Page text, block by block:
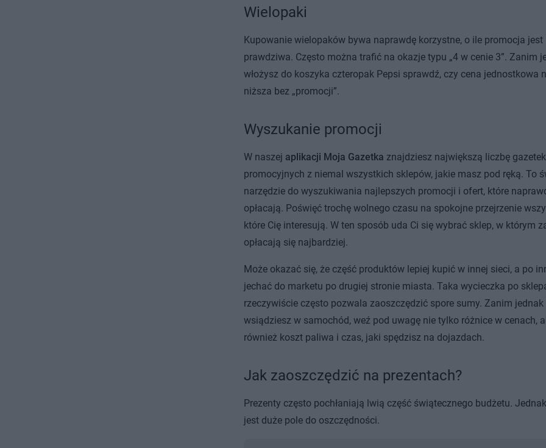
Wielopaki
Kupowanie wielopaków bywa naprawdę korzystne, o ile promocja jest
prawdziwa. Często można trafić na okazje typu „4 w cenie 3”. Zanim
włożysz do koszyka czteropak Pepsi sprawdź, czy cena jednostkowa
niższa bez „promocji”.
Wyszukanie promocji
W naszej aplikacji Moja Gazetka znajdziesz największą liczbę gazetek
promocyjnych z niemal wszystkich sklepów, jakie masz pod ręką. To
narzędzie do wyszukiwania najlepszych promocji i ofert, które
opłacają. Poświęć trochę wolnego czasu na spokojne przejrzenie
które Cię interesują. W ten sposób uda Ci się wybrać sklep, w którym
opłacają się najbardziej.
Może okazać się, że część produktów lepiej kupić w innej sieci, a po
jechać do marketu po drugiej stronie miasta. Taka wycieczka po
rzeczywiście często pozwala zaoszczędzić spore sumy. Zanim jednak
wsiądziesz w samochód, weź pod uwagę nie tylko różnice w cenach,
również koszt paliwa i czas, jaki spędzisz na dojazdach.
Jak zaoszczędzić na prezentach?
Prezenty często pochłaniają lwią część świątecznego budżetu.
jest duże pole do oszczędności.